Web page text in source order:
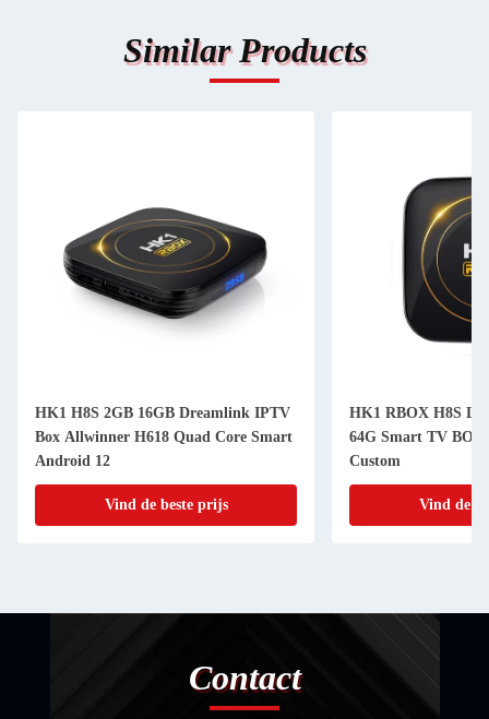
Similar Products
HK1 H8S 2GB 16GB Dreamlink IPTV
Box Allwinner H618 Quad Core Smart
Android 12
Vind de beste prijs
HK1 RBOX H8S
64G Smart TV BOX
Custom
Vind de
Contact